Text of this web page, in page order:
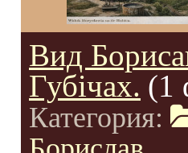
Вид
Губічах. (1
Категория: